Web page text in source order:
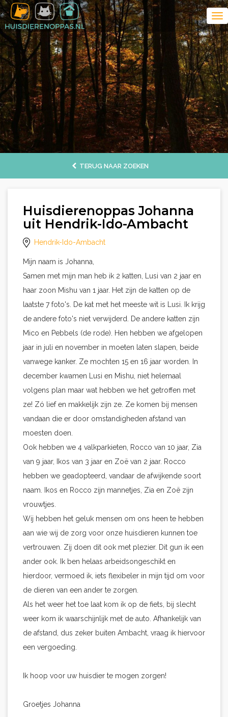
TERUG NAAR ZOEKEN
Huisdierenoppas Johanna
uit Hendrik-Ido-Ambacht
Hendrik-Ido-Ambacht
Mijn naam is Johanna,
Samen met mijn man heb ik 2 katten, Lusi van 2 jaar en
haar zoon Mishu van 1 jaar. Het zijn de katten op de
laatste 7 foto's. De kat met het meeste wit is Lusi. Ik krijg
de andere foto's niet verwijderd. De andere katten zijn
Mico en Pebbels (de rode). Hen hebben we afgelopen
jaar in juli en november in moeten laten slapen, beide
vanwege kanker. Ze mochten 15 en 16 jaar worden. In
december kwamen Lusi en Mishu, niet helemaal
volgens plan maar wat hebben we het getroffen met
ze! Zó lief en makkelijk zijn ze. Ze komen bij mensen
vandaan die er door omstandigheden afstand van
moesten doen.
Ook hebben we 4 valkparkieten, Rocco van 10 jaar, Zia
van 9 jaar, Ikos van 3 jaar en Zoë van 2 jaar. Rocco
hebben we geadopteerd, vandaar de afwijkende soort
naam. Ikos en Rocco zijn mannetjes, Zia en Zoë zijn
vrouwtjes.
Wij hebben het geluk mensen om ons heen te hebben
aan wie wij de zorg voor onze huisdieren kunnen toe
vertrouwen. Zij doen dit ook met plezier. Dit gun ik een
ander ook. Ik ben helaas arbeidsongeschikt en
hierdoor, vermoed ik, iets flexibeler in mijn tijd om voor
de dieren van een ander te zorgen.
Als het weer het toe laat kom ik op de fiets, bij slecht
weer kom ik waarschijnlijk met de auto. Afhankelijk van
de afstand, dus zeker buiten Ambacht, vraag ik hiervoor
een vergoeding.
Ik hoop voor uw huisdier te mogen zorgen!
Groetjes Johanna